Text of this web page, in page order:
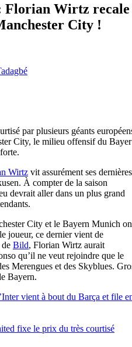
Florian Wirtz recale
City !
par plusieurs géants
City, le milieu offensif du Bayer
Wirtz vit assurément ses dernières
À compter de la saison
devrait aller dans un plus grand
City et le Bayern Munich
joueur, ce dernier vient de
Bild, Florian Wirtz aurait
qu’il ne veut rejoindre que le
Merengues et des Skyblues.
Bayern.
vient à bout du Barça et file
fixe le prix du très courtisé